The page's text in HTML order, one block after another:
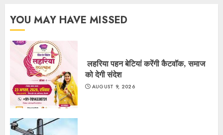
YOU MAY HAVE MISSED
लहरिया पहन बेटियां करेंगी कैटवॉक, समाज
को देगी संदेश
AUGUST 9, 2026